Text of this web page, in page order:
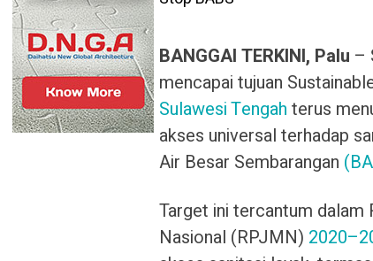
BANGGAI TERKINI, Palu –
mencapai tujuan
Sulawesi Tengah terus
akses universal terhadap
Air Besar Sembarangan
Target ini tercantum dalam
Nasional (RPJMN)